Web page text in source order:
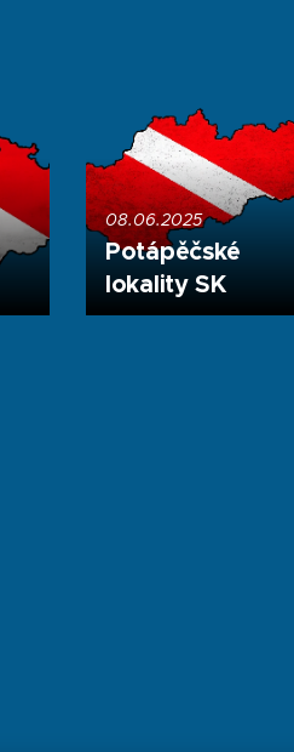
08.06.2025
Potápěčské
lokality SK